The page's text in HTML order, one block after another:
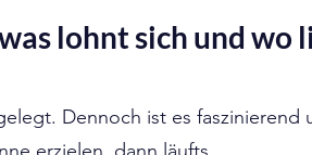
lohnt sich und wo
Dennoch ist es faszinierend